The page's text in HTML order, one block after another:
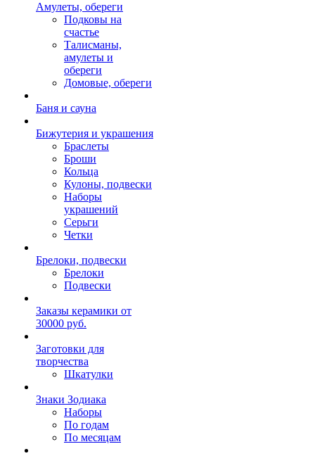
Амулеты, обереги
Подковы на
счастье
Талисманы,
амулеты и
обереги
Домовые, обереги
Баня и сауна
Бижутерия и украшения
Браслеты
Броши
Кольца
Кулоны, подвески
Наборы
украшений
Серьги
Четки
Брелоки, подвески
Брелоки
Подвески
Заказы керамики от
30000 руб.
Заготовки для
творчества
Шкатулки
Знаки Зодиака
Наборы
По годам
По месяцам